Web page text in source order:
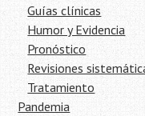
Guías clínicas
Humor y Evidencia
Pronóstico
Revisiones
Tratamiento
Pandemia